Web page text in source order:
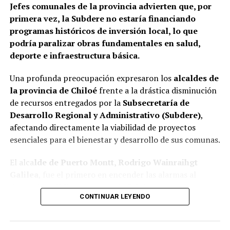
Jefes comunales de la provincia advierten que, por
primera vez, la Subdere no estaría financiando
programas históricos de inversión local, lo que
podría paralizar obras fundamentales en salud,
deporte e infraestructura básica.
Una profunda preocupación expresaron los alcaldes de
la provincia de Chiloéfrente a la drástica disminución
de recursos entregados por la Subsecretaría de
Desarrollo Regional y Administrativo (Subdere),
afectando directamente la viabilidad de proyectos
esenciales para el bienestar y desarrollo de sus comunas.
El alca lde de Puerto Montt, Rodrigo Wainraihgt
denunciar públicamente que la Subdere no cuenta con
fondos para financiar iniciativas del Programa de
Mejoramiento de Barrios (PMB), a pesar de que muchas
CONTINUAR LEYENDO